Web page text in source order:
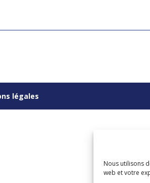
Nous utilisons
web et votre
légales